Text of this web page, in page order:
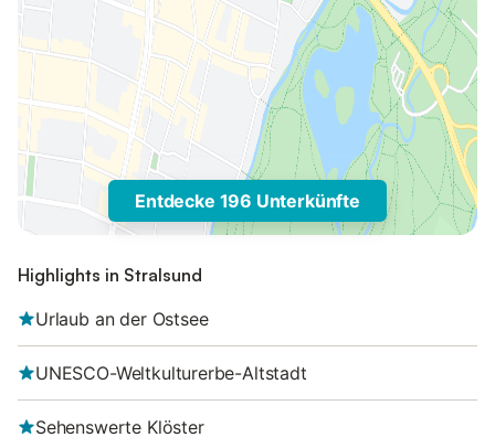
Entdecke 196 Unterkünfte
Highlights in Stralsund
Urlaub an der Ostsee
UNESCO-Weltkulturerbe-Altstadt
Sehenswerte Klöster